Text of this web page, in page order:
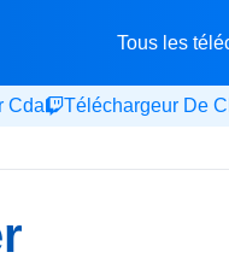
Tous les
Cda Téléchargeur De